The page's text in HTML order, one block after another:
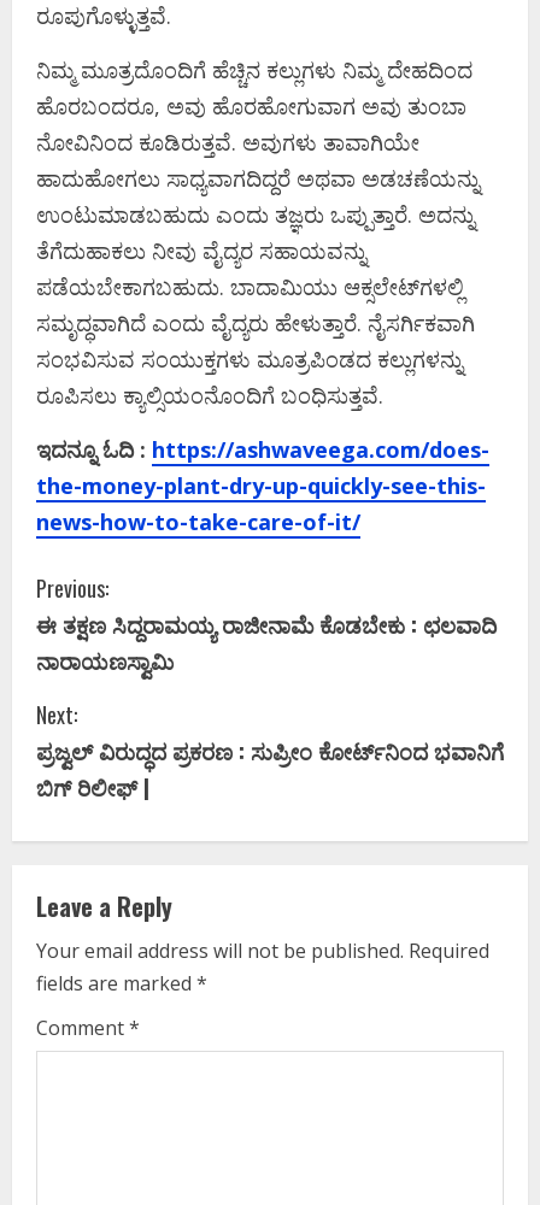
ರೂಪುಗೊಳ್ಳುತ್ತವೆ.
ನಿಮ್ಮ ಮೂತ್ರದೊಂದಿಗೆ ಹೆಚ್ಚಿನ ಕಲ್ಲುಗಳು ನಿಮ್ಮ ದೇಹದಿಂದ
ಹೊರಬಂದರೂ, ಅವು ಹೊರಹೋಗುವಾಗ ಅವು ತುಂಬಾ
ನೋವಿನಿಂದ ಕೂಡಿರುತ್ತವೆ. ಅವುಗಳು ತಾವಾಗಿಯೇ
ಹಾದುಹೋಗಲು ಸಾಧ್ಯವಾಗದಿದ್ದರೆ ಅಥವಾ ಅಡಚಣೆಯನ್ನು
ಉಂಟುಮಾಡಬಹುದು ಎಂದು ತಜ್ಞರು ಒಪ್ಪುತ್ತಾರೆ. ಅದನ್ನು
ತೆಗೆದುಹಾಕಲು ನೀವು ವೈದ್ಯರ ಸಹಾಯವನ್ನು
ಪಡೆಯಬೇಕಾಗಬಹುದು. ಬಾದಾಮಿಯು ಆಕ್ಸಲೇಟ್‌ಗಳಲ್ಲಿ
ಸಮೃದ್ಧವಾಗಿದೆ ಎಂದು ವೈದ್ಯರು ಹೇಳುತ್ತಾರೆ. ನೈಸರ್ಗಿಕವಾಗಿ
ಸಂಭವಿಸುವ ಸಂಯುಕ್ತಗಳು ಮೂತ್ರಪಿಂಡದ ಕಲ್ಲುಗಳನ್ನು
ರೂಪಿಸಲು ಕ್ಯಾಲ್ಸಿಯಂನೊಂದಿಗೆ ಬಂಧಿಸುತ್ತವೆ.
ಇದನ್ನೂ ಓದಿ : https://ashwaveega.com/does-
the-money-plant-dry-up-quickly-see-this-
news-how-to-take-care-of-it/
C
o
n
t
i
n
u
e
R
e
Previous:
ಈ ತಕ್ಷಣ ಸಿದ್ದರಾಮಯ್ಯ ರಾಜೀನಾಮೆ ಕೊಡಬೇಕು : ಛಲವಾದಿ
ನಾರಾಯಣಸ್ವಾಮಿ
Next:
ಪ್ರಜ್ವಲ್‌ ವಿರುದ್ಧದ ಪ್ರಕರಣ : ಸುಪ್ರೀಂ ಕೋರ್ಟ್‌ನಿಂದ ಭವಾನಿಗೆ
ಬಿಗ್‌ ರಿಲೀಫ್ |
Leave a Reply
Your email address will not be published. Required
fields are marked *
Comment*